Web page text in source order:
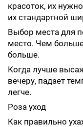
красоток, их
их стандартной
Выбор места для
место. Чем
больше.
Когда лучше
вечеру, падает
легче.
Роза уход
Как правильно